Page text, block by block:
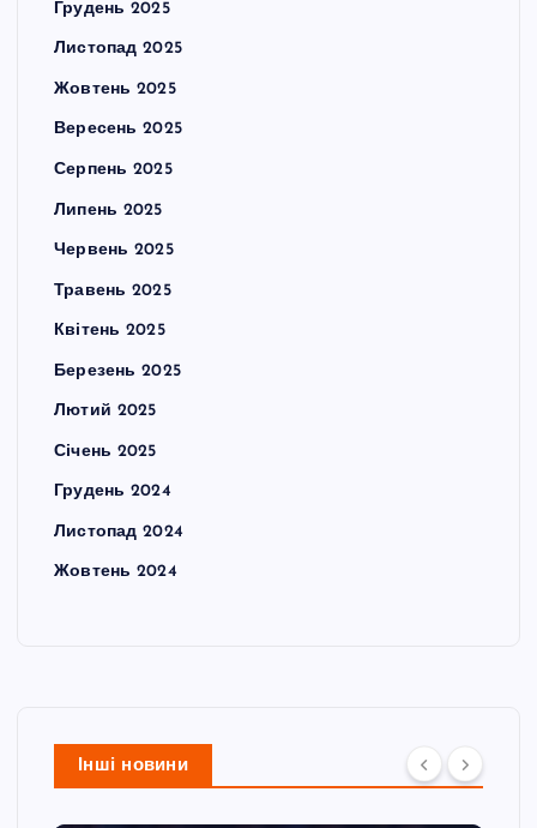
Грудень 2025
Листопад 2025
Жовтень 2025
Вересень 2025
Серпень 2025
Липень 2025
Червень 2025
Травень 2025
Квітень 2025
Березень 2025
Лютий 2025
Січень 2025
Грудень 2024
Листопад 2024
Жовтень 2024
Інші новини